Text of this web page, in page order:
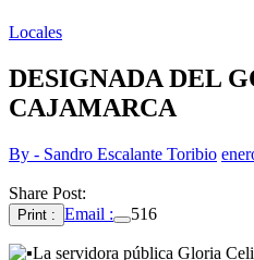
Locales
DESIGNADA DEL
CAJAMARCA
By - Sandro Escalante Toribio
Share Post:
Print : Email : 516
La servidora pública Gloria